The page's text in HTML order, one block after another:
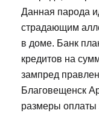
Данная парода
страдающим
в доме. Банк
кредитов на
зампред
Благовещенск
размеры оплаты